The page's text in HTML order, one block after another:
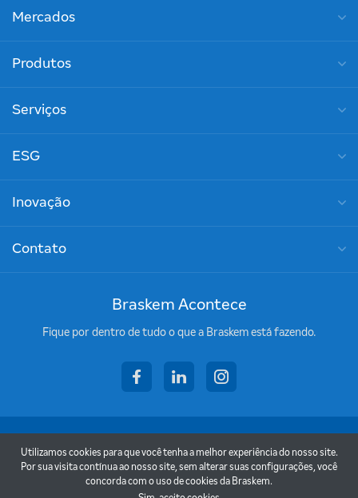
Mercados
Produtos
Serviços
ESG
Inovação
Contato
Braskem Acontece
Fique por dentro de tudo o que a Braskem está fazendo.
facebooklinkedininstagram
Termos de uso
Política de privacidade
Utilizamos cookies para que você tenha a melhor experiência do nosso site.
Por sua visita contínua ao nosso site, sem alterar suas configurações, você
concorda com o uso de cookies da Braskem.